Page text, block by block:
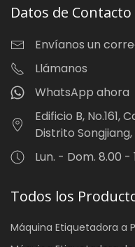
Datos de Contacto
Envíanos un
Llámanos
WhatsApp ahora
Edificio B, No.161,
Distrito
Lun. - Dom. 8.00 -
Todos los
Máquina Etiquetadora a